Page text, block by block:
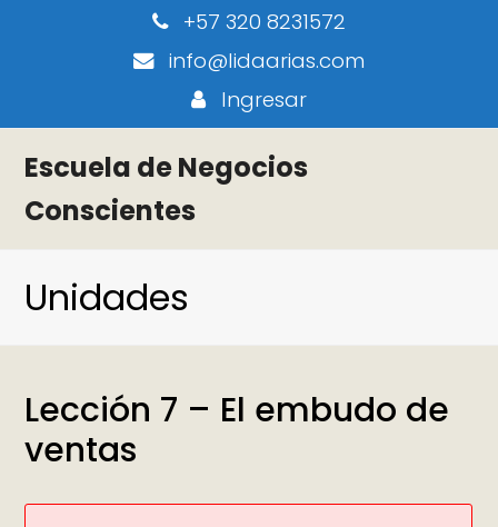
+57 320 8231572
info@lidaarias.com
Ingresar
Escuela de Negocios
Conscientes
Unidades
Lección 7 – El embudo de
ventas